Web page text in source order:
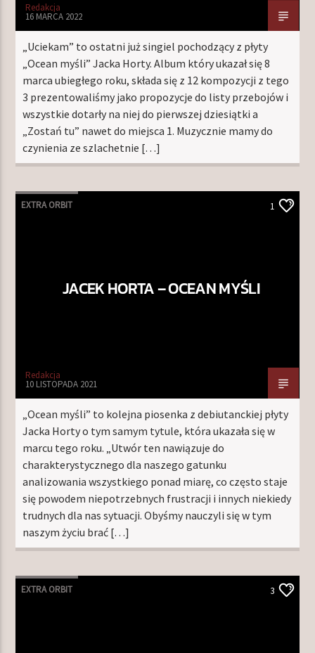
Redakcja
16 MARCA 2022
„Uciekam” to ostatni już singiel pochodzący z płyty
„Ocean myśli” Jacka Horty. Album który ukazał się 8
marca ubiegłego roku, składa się z 12 kompozycji z tego
3 prezentowaliśmy jako propozycje do listy przebojów i
wszystkie dotarły na niej do pierwszej dziesiątki a
„Zostań tu” nawet do miejsca 1. Muzycznie mamy do
czynienia ze szlachetnie […]
EXTRA ORBIT 1
JACEK HORTA – OCEAN MYŚLI
Redakcja
10 LISTOPADA 2021
„Ocean myśli” to kolejna piosenka z debiutanckiej płyty
Jacka Horty o tym samym tytule, która ukazała się w
marcu tego roku. „Utwór ten nawiązuje do
charakterystycznego dla naszego gatunku
analizowania wszystkiego ponad miarę, co często staje
się powodem niepotrzebnych frustracji i innych niekiedy
trudnych dla nas sytuacji. Obyśmy nauczyli się w tym
naszym życiu brać […]
EXTRA ORBIT 3